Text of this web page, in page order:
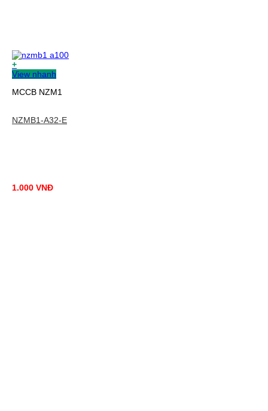
+
View nhanh
MCCB NZM1
NZMB1-A32-E
1.000 VNĐ